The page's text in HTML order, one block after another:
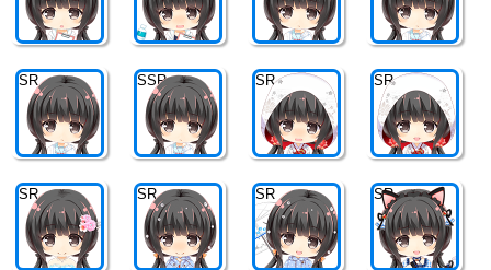
SR SSR SR SR
SR SR SR SR